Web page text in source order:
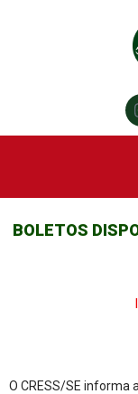
BOLETOS
O CRESS/SE informa